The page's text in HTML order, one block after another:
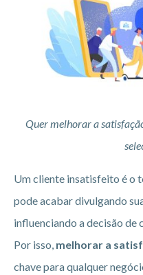
Quer melhorar a
Um cliente insatisfeito é o
pode acabar divulgando
influenciando a decisão de
Por isso, melhorar a
chave para qualquer